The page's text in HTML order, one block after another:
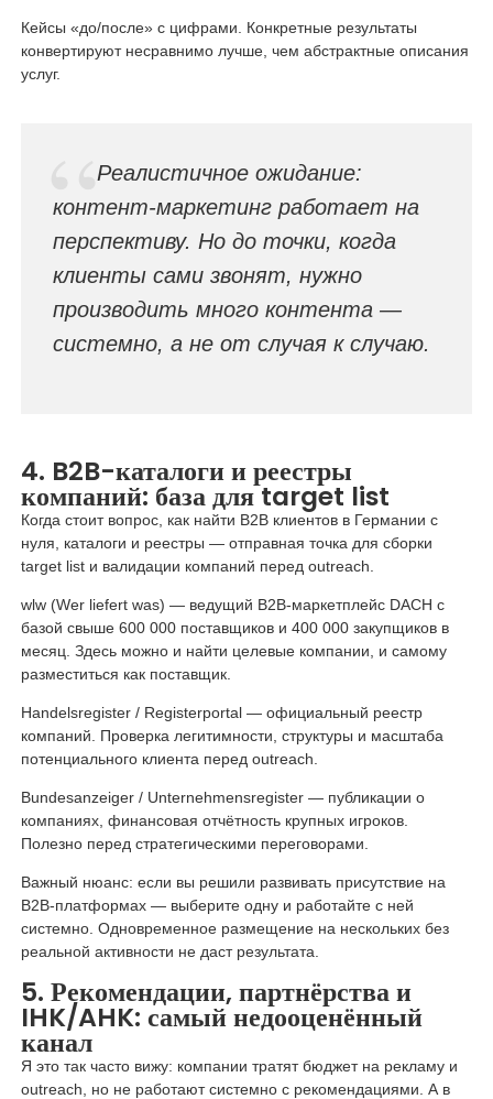
Кейсы «до/после» с цифрами. Конкретные результаты
конвертируют несравнимо лучше, чем абстрактные описания
услуг.
Реалистичное ожидание:
контент-маркетинг работает на
перспективу. Но до точки, когда
клиенты сами звонят, нужно
производить много контента —
системно, а не от случая к случаю.
4. B2B-каталоги и реестры
компаний: база для target list
Когда стоит вопрос, как найти B2B клиентов в Германии с
нуля, каталоги и реестры — отправная точка для сборки
target list и валидации компаний перед outreach.
wlw (Wer liefert was) — ведущий B2B-маркетплейс DACH с
базой свыше 600 000 поставщиков и 400 000 закупщиков в
месяц. Здесь можно и найти целевые компании, и самому
разместиться как поставщик.
Handelsregister / Registerportal — официальный реестр
компаний. Проверка легитимности, структуры и масштаба
потенциального клиента перед outreach.
Bundesanzeiger / Unternehmensregister — публикации о
компаниях, финансовая отчётность крупных игроков.
Полезно перед стратегическими переговорами.
Важный нюанс: если вы решили развивать присутствие на
B2B-платформах — выберите одну и работайте с ней
системно. Одновременное размещение на нескольких без
реальной активности не даст результата.
5. Рекомендации, партнёрства и
IHK/AHK: самый недооценённый
канал
Я это так часто вижу: компании тратят бюджет на рекламу и
outreach, но не работают системно с рекомендациями. А в